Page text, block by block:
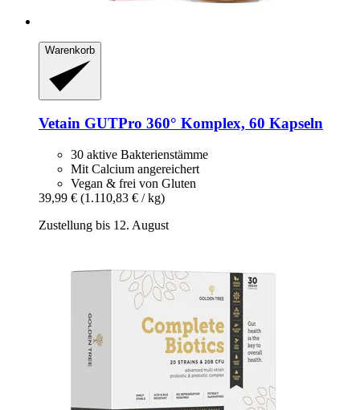
Warenkorb
Vetain GUTPro 360° Komplex, 60 Kapseln
30 aktive Bakterienstämme
Mit Calcium angereichert
Vegan & frei von Gluten
39,99 € (1.110,83 € / kg)
Zustellung bis 12. August